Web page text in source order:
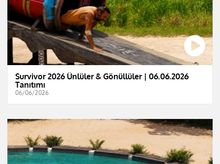
Survivor 2026 Ünlüler & Gönüllüler | 06.06.2026
Tanıtımı
06/06/2026